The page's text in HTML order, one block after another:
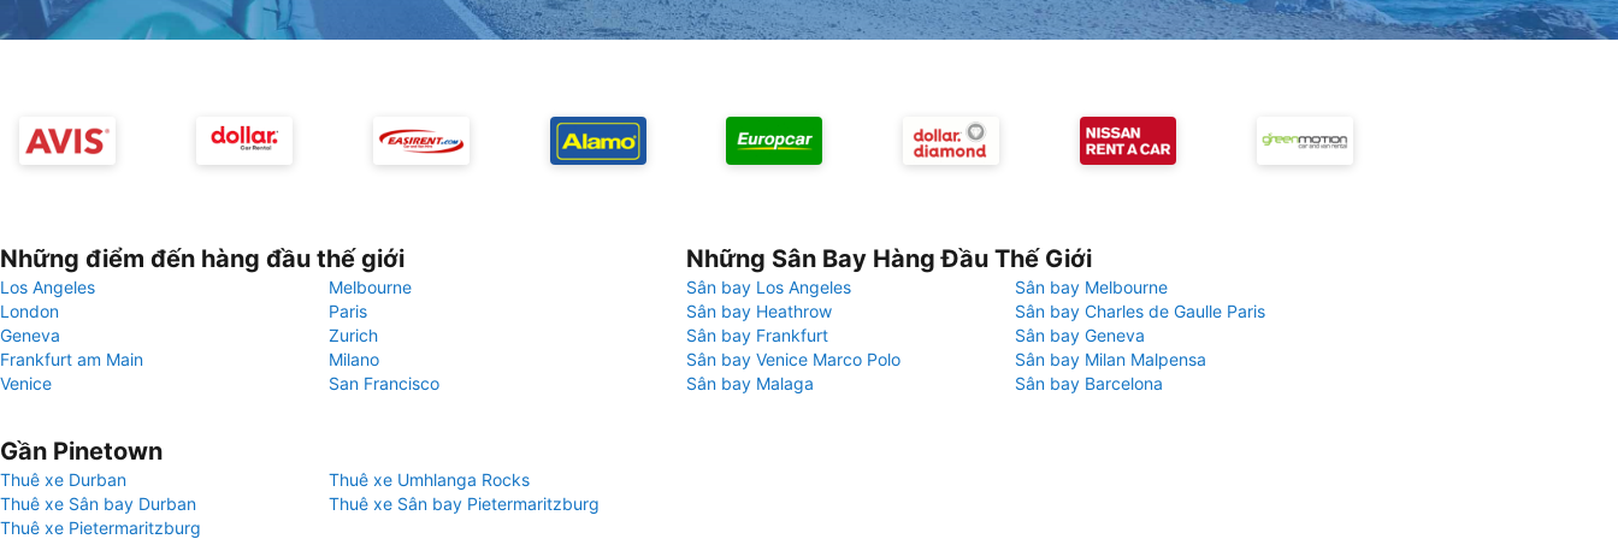
Những điểm đến hàng đầu thế giới
Los Angeles
Melbourne
London
Paris
Geneva
Zurich
Frankfurt am Main
Milano
Venice
San Francisco
Những Sân Bay Hàng Đầu Thế Giới
Sân bay Los Angeles
Sân bay Melbourne
Sân bay Heathrow
Sân bay Charles de Gaulle Paris
Sân bay Frankfurt
Sân bay Geneva
Sân bay Venice Marco Polo
Sân bay Milan Malpensa
Sân bay Malaga
Sân bay Barcelona
Gần Pinetown
Thuê xe Durban
Thuê xe Umhlanga Rocks
Thuê xe Sân bay Durban
Thuê xe Sân bay Pietermaritzburg
Thuê xe Pietermaritzburg